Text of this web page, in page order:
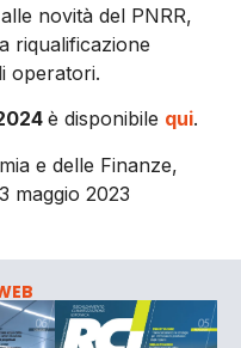
novità del PNRR,
riqualificazione
operatori.
è disponibile qui.
e delle Finanze,
maggio 2023